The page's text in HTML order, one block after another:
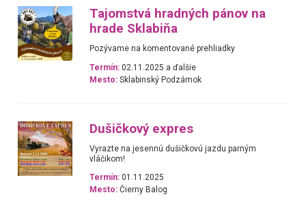
Tajomstvá hradných pánov na
hrade Sklabiňa
Pozývame na komentované prehliadky
Termín: 02.11.2025 a ďalšie
Mesto: Sklabinský Podzámok
Dušičkový expres
Vyrazte na jesennú dušičkovú jazdu parným
vláčikom!
Termín: 01.11.2025
Mesto: Čierny Balog